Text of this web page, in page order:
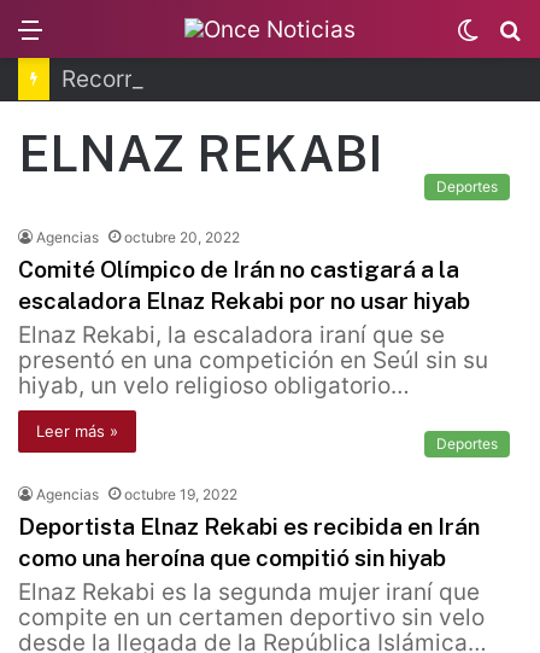
Switch
skin
ELNAZ REKABI
Deportes
Agencias octubre 20, 2022
Comité Olímpico de Irán no castigará a la
escaladora Elnaz Rekabi por no usar hiyab
Elnaz Rekabi, la escaladora iraní que se
presentó en una competición en Seúl sin su
hiyab, un velo religioso obligatorio…
Leer más »
Deportes
Agencias octubre 19, 2022
Deportista Elnaz Rekabi es recibida en Irán
como una heroína que compitió sin hiyab
Elnaz Rekabi es la segunda mujer iraní que
compite en un certamen deportivo sin velo
desde la llegada de la República Islámica…